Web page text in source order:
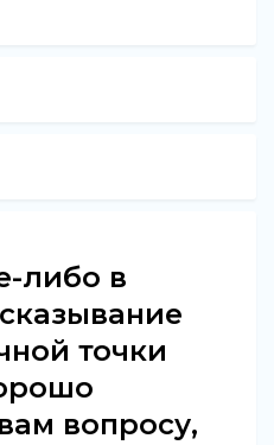
либо в
точки
вопросу,